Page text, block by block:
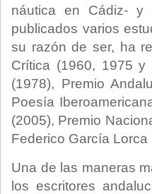
náutica en Cádiz- y
publicados varios
su razón de ser, ha
Crítica (1960, 1975
(1978), Premio
Poesía
(2005), Premio
Federico García Lorca
Una de las maneras
los escritores